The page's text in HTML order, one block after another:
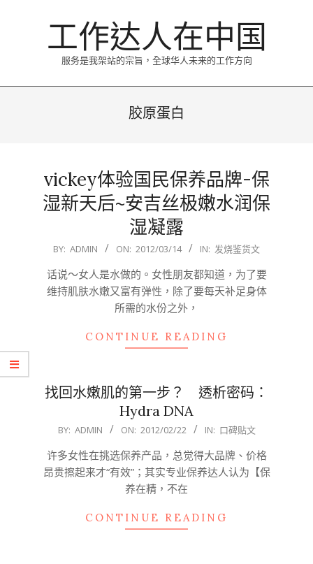
工作达人在中国
服务是我架站的宗旨，全球华人未来的工作方向
胶原蛋白
vickey体验国民保养品牌-保
湿新天后~安吉丝极嫩水润保
湿凝露
2012-
14
BY: ADMIN ON: 2012/03/14 IN: 发烧鉴货文
话说～女人是水做的。女性朋友都知道，为了要
维持肌肤水嫩又富有弹性，除了要每天补足身体
所需的水份之外，
CONTINUE READING
找回水嫩肌的第一步？ 透析密码：
Hydra DNA
2012-
22
BY: ADMIN ON: 2012/02/22 IN: 口碑贴文
许多女性在挑选保养产品，总觉得大品牌、价格
昂贵擦起来才“有效”；其实专业保养达人认为【保
养在精，不在
CONTINUE READING